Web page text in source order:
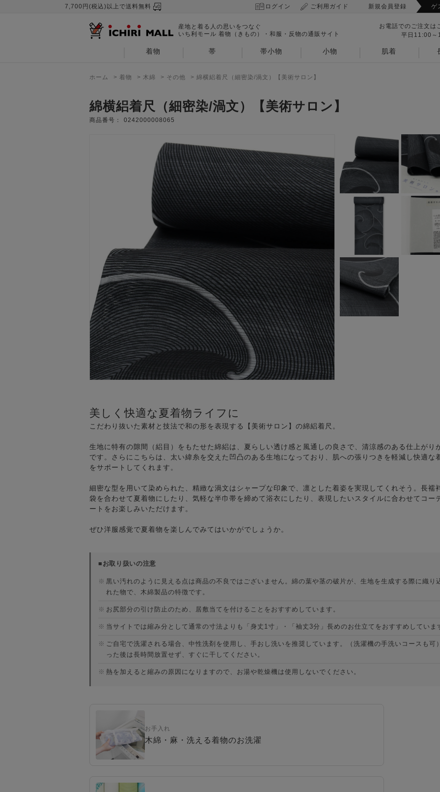
7,700円(税込)以上で送料無料 ログイン ご利用ガイド 新規会員登録 ゲ
産地と着る人の思いをつなぐ
いち利モール 着物（きもの）・和服・反物の通販サイト
お電話でのご注文は
平日11:00～
着物 帯 帯小物 小物 肌着
ホーム > 着物 > 木綿 > その他 > 綿横絽着尺（細密染/渦文）【美術サロン】
綿横絽着尺（細密染/渦文）【美術サロン】
商品番号： 0242000008065
美しく快適な夏着物ライフに
こだわり抜いた素材と技法で和の形を表現する【美術サロン】の綿絽着尺。
生地に特有の隙間（絽目）をもたせた綿絽は、夏らしい透け感と風通しの良さで、清涼感のある仕上がり
です。さらにこちらは、太い緯糸を交えた凹凸のある生地になっており、肌への張りつきを軽減し快適な
をサポートしてくれます。
細密な型を用いて染められた、精緻な渦文はシャープな印象で、凛とした着姿を実現してくれそう。長襦
袋を合わせて夏着物にしたり、気軽な半巾帯を締めて浴衣にしたり、表現したいスタイルに合わせてコー
ートをお楽しみいただけます。
ぜひ洋服感覚で夏着物を楽しんでみてはいかがでしょうか。
■お取り扱いの注意
※ 黒い汚れのように見える点は商品の不良ではございません。綿の葉や茎の破片が、生地を生成する際に織り
れた物で、木綿製品の特徴です。
※ お尻部分の引け防止のため、居敷当てを付けることをおすすめしています。
※ 当サイトでは縮み分として通常の寸法よりも「身丈1寸」・「袖丈3分」長めのお仕立てをおすすめしていま
※ ご自宅で洗濯される場合、中性洗剤を使用し、手おし洗いを推奨しています。（洗濯機の手洗いコースも可
った後は長時間放置せず、すぐに干してください。
※ 熱を加えると縮みの原因になりますので、お湯や乾燥機は使用しないでください。
お手入れ
木綿・麻・洗える着物のお洗濯